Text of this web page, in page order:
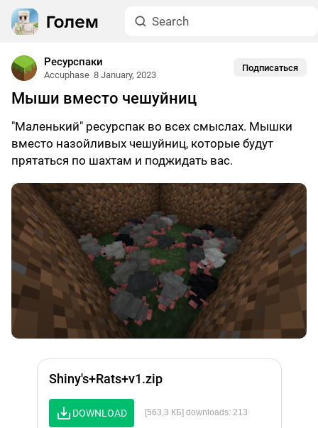
Ресурспаки
Accuphase 8 January, 2023
Подписаться
Мыши вместо чешуйниц
"Маленький" ресурспак во всех смыслах. Мышки
вместо назойливых чешуйниц, которые будут
прятаться по шахтам и поджидать вас.
Shiny's+Rats+v1.zip
DOWNLOAD [563,3 КБ] downloads: 213